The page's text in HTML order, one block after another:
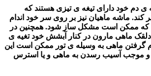
ی دم خود دارای تیغه ی تیزی هستند که
کند. ماشه ماهیان نیز بر روی سر خود اندام
که ممکن است مشکل ساز شود. همچنین در
دلقک ماهی مارون در کنار آبشش خود تغیه ی
گرفتن ماهی به وسیله ی تور ممکن است این
و موجب آسیب رسدن به ماهی و یا استرس